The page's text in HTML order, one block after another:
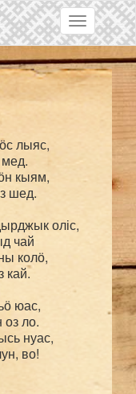
Toggle
navigation
лыяс,
кыям,
шед.
оліс,
чай
колӧ,
кай.
юас,
ло.
нуас,